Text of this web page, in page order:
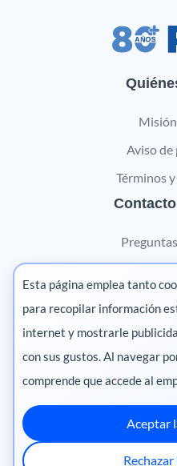
Aviso de
Términos
Esta página emplea tanto
para recopilar información
internet y mostrarle
con sus gustos. Al navegar
comprende que accede al
Aceptar